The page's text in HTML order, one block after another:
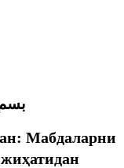
Мабдаларни
ҳатидан